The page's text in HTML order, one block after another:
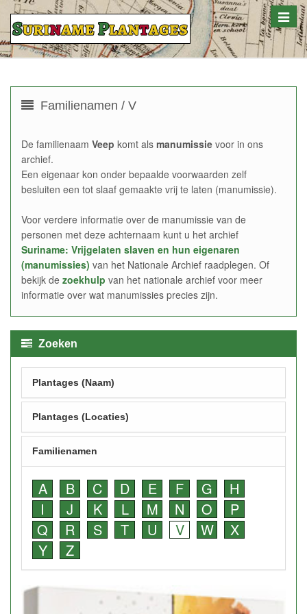
Toggle
Familienamen / V
De familienaam Veep komt als manumissie voor in ons
archief.
Een eigenaar kon onder bepaalde voorwaarden zelf
besluiten een tot slaaf gemaakte vrij te laten (manumissie).
Voor verdere informatie over de manumissie van de
personen met deze achternaam kunt u het archief
Suriname: Vrijgelaten slaven en hun eigenaren
(manumissies) van het Nationale Archief raadplegen. Of
bekijk de zoekhulp van het nationale archief voor meer
informatie over wat manumissies precies zijn.
Zoeken
Plantages (Naam)
Plantages (Locaties)
Familienamen
A B C D E F G
H
I
J K L M N O
P
Q
R S T U V W
X
Y
Z